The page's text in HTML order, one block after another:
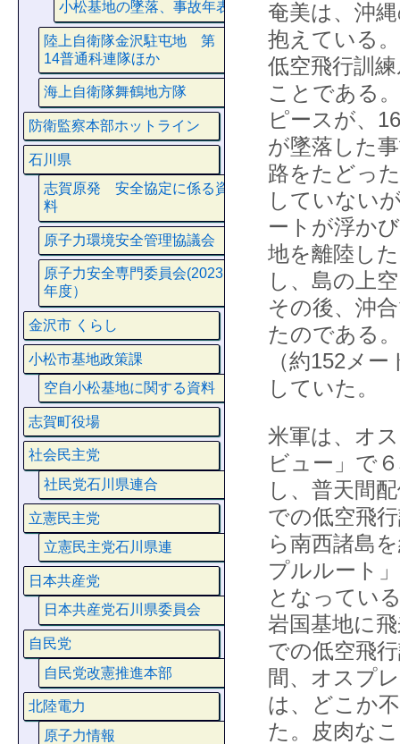
奄美は、沖
抱えている
低空飛行訓
ことである
ピースが、
が墜落した
路をたどっ
していない
ートが浮か
地を離陸し
し、島の上
その後、沖
たのである
（約152メ
していた。
米軍は、オ
ビュー」で
し、普天間
での低空飛
ら南西諸島
プルルート
となってい
岩国基地に
での低空飛
間、オスプ
は、どこか
た。皮肉な
小松基地の墜落、事故年表
陸上自衛隊金沢駐屯地 第
14普通科連隊ほか
海上自衛隊舞鶴地方隊
防衛監察本部ホットライン
石川県
志賀原発 安全協定に係る資
料
原子力環境安全管理協議会
原子力安全専門委員会(2023
年度）
金沢市 くらし
小松市基地政策課
空自小松基地に関する資料
志賀町役場
社会民主党
社民党石川県連合
立憲民主党
立憲民主党石川県連
日本共産党
日本共産党石川県委員会
自民党
自民党改憲推進本部
北陸電力
原子力情報